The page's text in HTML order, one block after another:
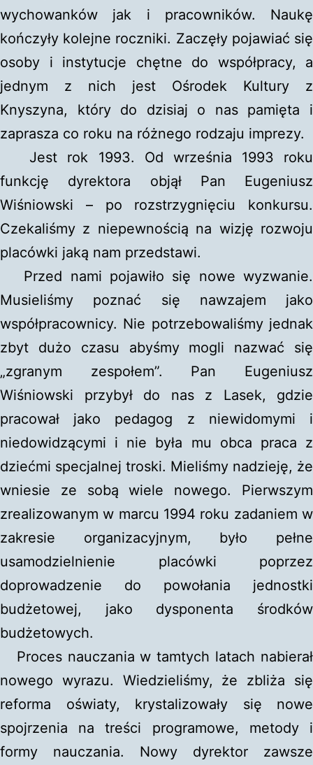
wychowanków jak i pracowników. Naukę
kończyły kolejne roczniki. Zaczęły pojawiać się
osoby i instytucje chętne do współpracy, a
jednym z nich jest Ośrodek Kultury z
Knyszyna, który do dzisiaj o nas pamięta i
zaprasza co roku na różnego rodzaju imprezy.
Jest rok 1993. Od września 1993 roku
funkcję dyrektora objął Pan Eugeniusz
Wiśniowski – po rozstrzygnięciu konkursu.
Czekaliśmy z niepewnością na wizję rozwoju
placówki jaką nam przedstawi.
Przed nami pojawiło się nowe wyzwanie.
Musieliśmy poznać się nawzajem jako
współpracownicy. Nie potrzebowaliśmy jednak
zbyt dużo czasu abyśmy mogli nazwać się
„zgranym zespołem”. Pan Eugeniusz
Wiśniowski przybył do nas z Lasek, gdzie
pracował jako pedagog z niewidomymi i
niedowidzącymi i nie była mu obca praca z
dziećmi specjalnej troski. Mieliśmy nadzieję, że
wniesie ze sobą wiele nowego. Pierwszym
zrealizowanym w marcu 1994 roku zadaniem w
zakresie organizacyjnym, było pełne
usamodzielnienie placówki poprzez
doprowadzenie do powołania jednostki
budżetowej, jako dysponenta środków
budżetowych.
Proces nauczania w tamtych latach nabierał
nowego wyrazu. Wiedzieliśmy, że zbliża się
reforma oświaty, krystalizowały się nowe
spojrzenia na treści programowe, metody i
formy nauczania. Nowy dyrektor zawsze